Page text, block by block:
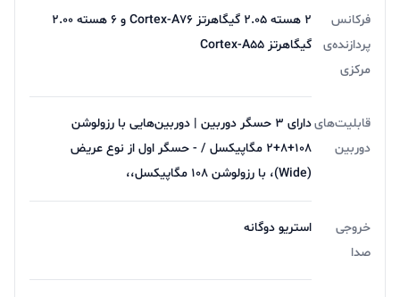
فرکانس
پردازنده‌ی
مرکزی
2 هسته 2.05 گیگاهرتز Cortex-A76 و 6 هسته 2.00
گیگاهرتز Cortex-A55
قابلیت‌های
دوربین
دارای ۳ حسگر دوربین | دوربین‌هایی با رزولوشن
۱۰۸+۸+۲ مگاپیکسل / - حسگر اول از نوع عریض
(Wide)، با رزولوشن ۱۰۸ مگاپیکسل،،
خروجی
صدا
استریو دوگانه